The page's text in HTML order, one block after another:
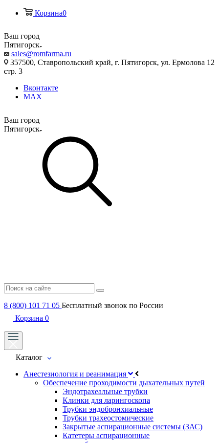
Корзина0
Ваш город
Пятигорск
sales@romfarma.ru
357500, Ставропольский край, г. Пятигорск, ул. Ермолова 12
стр. 3
Вконтакте
MAX
Ваш город
Пятигорск
8 (800) 101 71 05 Бесплатный звонок по России
Корзина 0
Каталог
Анестезиология и реанимация
Обеспечение проходимости дыхательных путей
Эндотрахеальные трубки
Клинки для ларингоскопа
Трубки эндобронхиальные
Трубки трахеостомические
Закрытые аспирационные системы (ЗАС)
Катетеры аспирационные